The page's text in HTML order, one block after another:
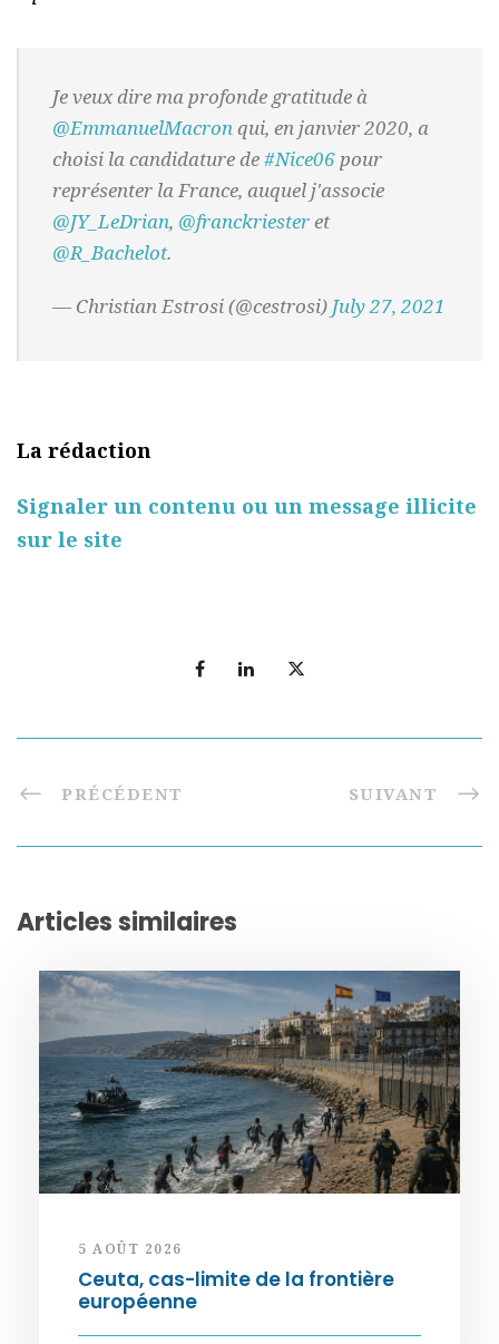
Je veux dire ma profonde gratitude à
@EmmanuelMacronqui, en janvier 2020, a
choisi la candidature de#Nice06 pour
représenter la France, auquel j'associe
@JY_LeDrian, @franckriesteret
@R_Bachelot.
— Christian Estrosi (@cestrosi) July 27, 2021
La rédaction
Signaler un contenu ou un message illicite
sur le site
PRÉCÉDENT SUIVANT
Articles similaires
5 AOÛT 2026
Ceuta, cas-limite de la frontière
européenne